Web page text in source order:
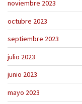
noviembre 2023
octubre 2023
septiembre 2023
julio 2023
junio 2023
mayo 2023